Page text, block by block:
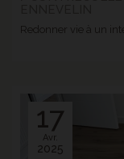
Redonner vie à un
17
Avr.
2025